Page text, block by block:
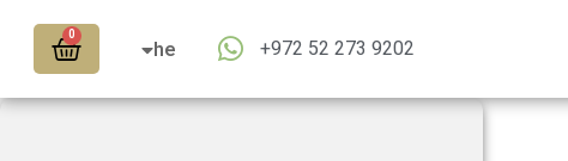
+972 52 273 9202
he
ar
0